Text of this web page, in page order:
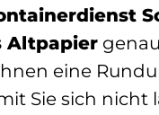
Altpapier
eine
Sie sich nicht